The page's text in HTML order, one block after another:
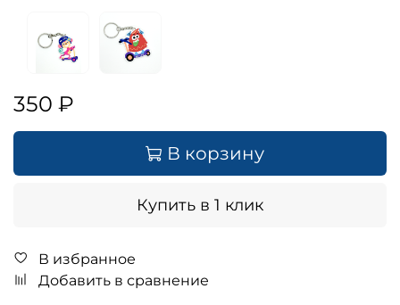
350 ₽
В корзину
Купить в 1 клик
В избранное
Добавить в сравнение